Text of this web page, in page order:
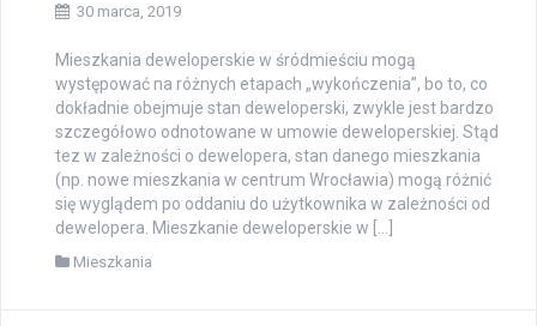
30 marca, 2019
Mieszkania deweloperskie w śródmieściu mogą
występować na różnych etapach „wykończenia”, bo to, co
dokładnie obejmuje stan deweloperski, zwykle jest bardzo
szczegółowo odnotowane w umowie deweloperskiej. Stąd
tez w zależności o dewelopera, stan danego mieszkania
(np. nowe mieszkania w centrum Wrocławia) mogą różnić
się wyglądem po oddaniu do użytkownika w zależności od
dewelopera. Mieszkanie deweloperskie w […]
Mieszkania